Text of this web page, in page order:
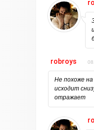
robroys
Не похоже
исходит
отражает